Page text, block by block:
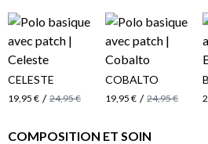
CELESTE
19,95 € / 24,95 €
COBALTO
19,95 € / 24,95 €
COMPOSITION ET SOIN